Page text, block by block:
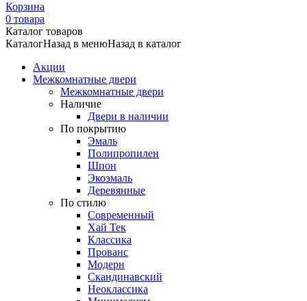
Корзина
0 товара
Каталог товаров
КаталогНазад в менюНазад в каталог
Акции
Межкомнатные двери
Межкомнатные двери
Наличие
Двери в наличии
По покрытию
Эмаль
Полипропилен
Шпон
Экоэмаль
Деревянные
По стилю
Современный
Хай Тек
Классика
Прованс
Модерн
Скандинавский
Неоклассика